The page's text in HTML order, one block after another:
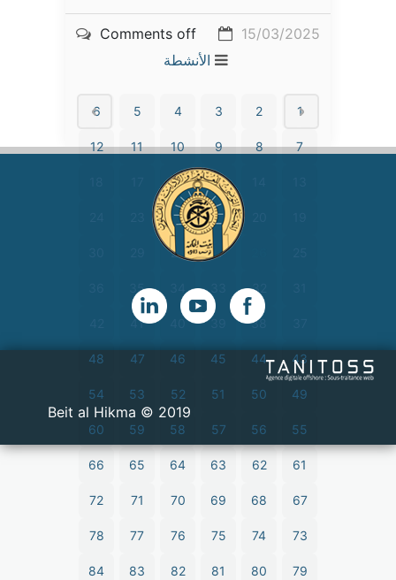
15/03/2025
Comments off
الأنشطة
1
2
3
4
5
6
7
8
9
10
11
12
15
16
21
22
27
28
32
35
38
39
40
41
43
44
45
46
47
48
49
50
51
52
53
54
55
56
57
58
59
60
61
62
63
64
65
66
67
68
69
70
71
72
73
74
75
76
77
78
79
80
81
82
83
84
2019 © Beit al Hikma